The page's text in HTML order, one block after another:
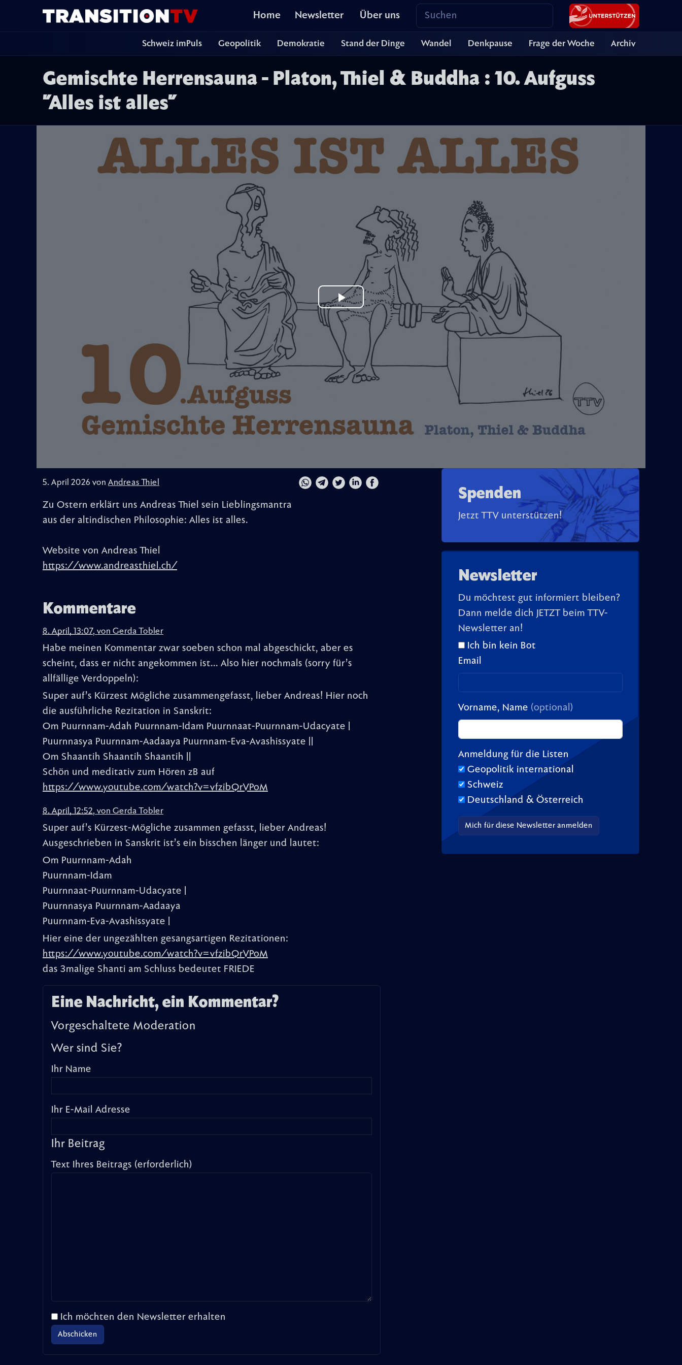
Home Newsletter Über uns
Schweiz imPuls Geopolitik Demokratie Stand der Dinge Wandel Denkpause Frage der Woche Archiv
Gemischte Herrensauna - Platon, Thiel & Buddha : 10. Aufguss
"Alles ist alles"
5. April 2026 von Andreas Thiel
Zu Ostern erklärt uns Andreas Thiel sein Lieblingsmantra
aus der altindischen Philosophie: Alles ist alles.
Website von Andreas Thiel
https://www.andreasthiel.ch/
Kommentare
8. April, 13:07, von Gerda Tobler
Habe meinen Kommentar zwar soeben schon mal abgeschickt, aber es
scheint, dass er nicht angekommen ist... Also hier nochmals (sorry für’s
allfällige Verdoppeln):
Super auf’s Kürzest Mögliche zusammengefasst, lieber Andreas! Hier noch
die ausführliche Rezitation in Sanskrit:
Om Puurnnam-Adah Puurnnam-Idam Puurnnaat-Puurnnam-Udacyate |
Puurnnasya Puurnnam-Aadaaya Puurnnam-Eva-Avashissyate ||
Om Shaantih Shaantih Shaantih ||
Schön und meditativ zum Hören zB auf
https://www.youtube.com/watch?v=vfzibQrVPoM
8. April, 12:52, von Gerda Tobler
Super auf’s Kürzest-Mögliche zusammen gefasst, lieber Andreas!
Ausgeschrieben in Sanskrit ist’s ein bisschen länger und lautet:
Om Puurnnam-Adah
Puurnnam-Idam
Puurnnaat-Puurnnam-Udacyate |
Puurnnasya Puurnnam-Aadaaya
Puurnnam-Eva-Avashissyate |
Hier eine der ungezählten gesangsartigen Rezitationen:
https://www.youtube.com/watch?v=vfzibQrVPoM
das 3malige Shanti am Schluss bedeutet FRIEDE
Eine Nachricht, ein Kommentar?
Vorgeschaltete Moderation
Wer sind Sie?
Ihr Name
Ihr E-Mail Adresse
Ihr Beitrag
Text Ihres Beitrags (erforderlich)
Ich möchten den Newsletter erhalten
Spenden
Jetzt TTV unterstützen!
Newsletter
Du möchtest gut informiert bleiben?
Dann melde dich JETZT beim TTV-
Newsletter an!
Ich bin kein Bot
Email
Vorname, Name (optional)
Anmeldung für die Listen
Geopolitik international
Schweiz
Deutschland & Österreich